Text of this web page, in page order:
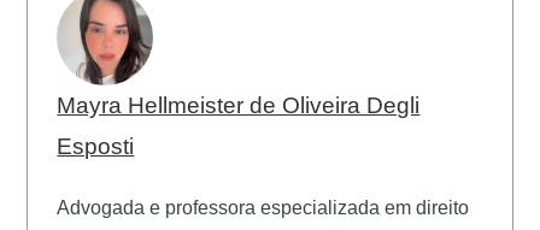
Mayra Hellmeister de Oliveira Degli
Esposti
Advogada e professora especializada em direito